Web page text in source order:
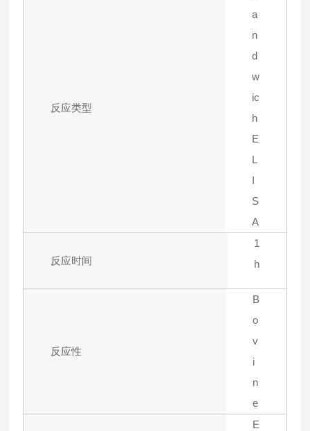
反应类型
a
n
d
w
ic
h
E
L
I
S
A
反应时间
1
h
反应性
B
o
v
i
n
e
E